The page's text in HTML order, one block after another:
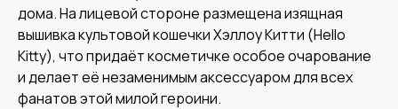
дома. На лицевой стороне размещена изящная
вышивка культовой кошечки Хэллоу Китти (Hello
Kitty), что придаёт косметичке особое очарование
и делает её незаменимым аксессуаром для всех
фанатов этой милой героини.